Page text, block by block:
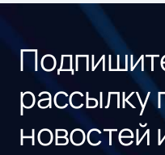
рассылку
новостей